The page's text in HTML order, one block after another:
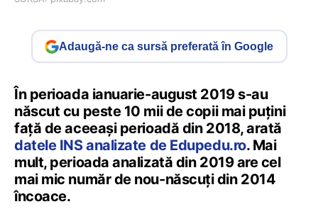
Adaugă-ne ca sursă preferată în Google
În perioada ianuarie-august 2019 s-au
născut cu peste 10 mii de copii mai puţini
faţă de aceeaşi perioadă din 2018, arată
datele INS analizate de Edupedu.ro. Mai
mult, perioada analizată din 2019 are cel
mai mic număr de nou-născuţi din 2014
încoace.